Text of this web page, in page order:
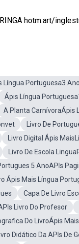
hotm.art/
Língua Portuguesa3 Ano
Ápis Língua
A Planta CarnívoraÁpis
Livro De
Livro Digital Ápis
Livro De Escola
5 AnoAPIs
Ápis Mais Língua
Capa De Livro
Livro Do Profesor
Do LivroÁpis
Didático Da APIs De